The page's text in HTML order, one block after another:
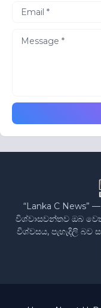
“Lanka C
විශ්වාසවන්තව ඔබ
විශ්වසය, පැහැදිලි බව